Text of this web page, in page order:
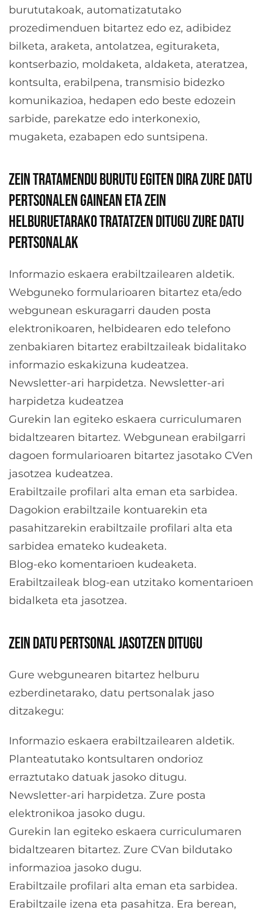
burututakoak, automatizatutako
prozedimenduen bitartez edo ez, adibidez
bilketa, araketa, antolatzea, egituraketa,
kontserbazio, moldaketa, aldaketa, ateratzea,
kontsulta, erabilpena, transmisio bidezko
komunikazioa, hedapen edo beste edozein
sarbide, parekatze edo interkonexio,
mugaketa, ezabapen edo suntsipena.
ZEIN TRATAMENDU BURUTU EGITEN DIRA ZURE DATU
PERTSONALEN GAINEAN ETA ZEIN
HELBURUETARAKO TRATATZEN DITUGU ZURE DATU
PERTSONALAK
Informazio eskaera erabiltzailearen aldetik.
Webguneko formularioaren bitartez eta/edo
webgunean eskuragarri dauden posta
elektronikoaren, helbidearen edo telefono
zenbakiaren bitartez erabiltzaileak bidalitako
informazio eskakizuna kudeatzea.
Newsletter-ari harpidetza. Newsletter-ari
harpidetza kudeatzea
Gurekin lan egiteko eskaera curriculumaren
bidaltzearen bitartez. Webgunean erabilgarri
dagoen formularioaren bitartez jasotako CVen
jasotzea kudeatzea.
Erabiltzaile profilari alta eman eta sarbidea.
Dagokion erabiltzaile kontuarekin eta
pasahitzarekin erabiltzaile profilari alta eta
sarbidea emateko kudeaketa.
Blog-eko komentarioen kudeaketa.
Erabiltzaileak blog-ean utzitako komentarioen
bidalketa eta jasotzea.
ZEIN DATU PERTSONAL JASOTZEN DITUGU
Gure webgunearen bitartez helburu
ezberdinetarako, datu pertsonalak jaso
ditzakegu:
Informazio eskaera erabiltzailearen aldetik.
Planteatutako kontsultaren ondorioz
erraztutako datuak jasoko ditugu.
Newsletter-ari harpidetza. Zure posta
elektronikoa jasoko dugu.
Gurekin lan egiteko eskaera curriculumaren
bidaltzearen bitartez. Zure CVan bildutako
informazioa jasoko dugu.
Erabiltzaile profilari alta eman eta sarbidea.
Erabiltzaile izena eta pasahitza. Era berean,